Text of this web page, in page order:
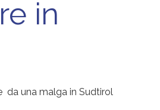
in
da una malga in Sudtirol